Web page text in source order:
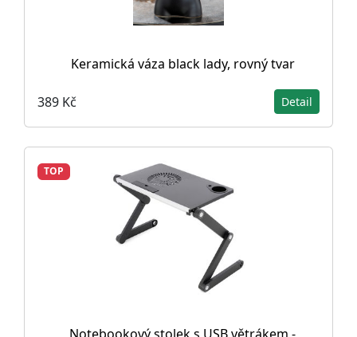
Keramická váza black lady, rovný tvar
389 Kč Detail
TOP